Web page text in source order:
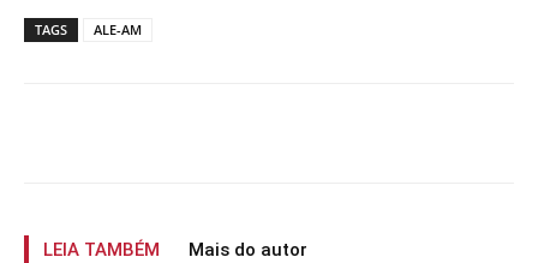
TAGS ALE-AM
LEIA TAMBÉM Mais do autor